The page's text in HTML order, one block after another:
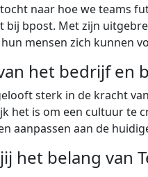
naar hoe we teams
bij bpost. Met zijn
mensen zich kunnen
het bedrijf en
sterk in de kracht
het is om een cultuur te
aanpassen aan de
het belang van